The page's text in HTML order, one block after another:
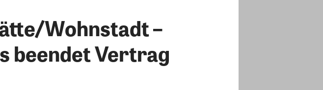
Wohnstadt –
beendet Vertrag